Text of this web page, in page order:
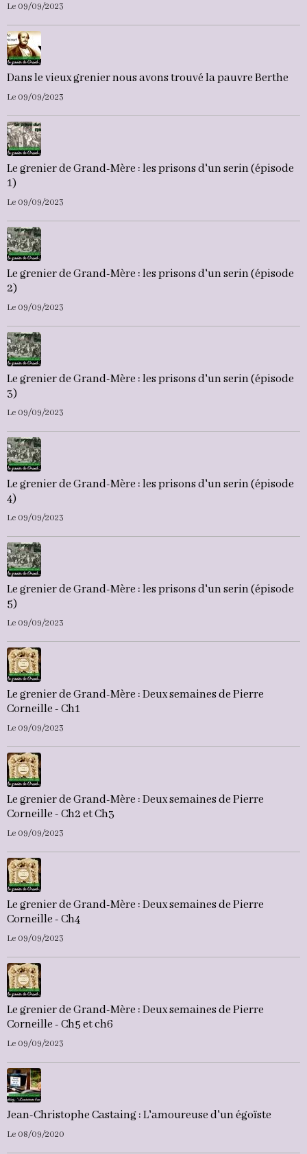
Le 09/09/2023
Dans le vieux grenier nous avons trouvé la pauvre Berthe
Le 09/09/2023
Le grenier de Grand-Mère : les prisons d'un serin (épisode
1)
Le 09/09/2023
Le grenier de Grand-Mère : les prisons d'un serin (épisode
2)
Le 09/09/2023
Le grenier de Grand-Mère : les prisons d'un serin (épisode
3)
Le 09/09/2023
Le grenier de Grand-Mère : les prisons d'un serin (épisode
4)
Le 09/09/2023
Le grenier de Grand-Mère : les prisons d'un serin (épisode
5)
Le 09/09/2023
Le grenier de Grand-Mère : Deux semaines de Pierre
Corneille - Ch1
Le 09/09/2023
Le grenier de Grand-Mère : Deux semaines de Pierre
Corneille - Ch2 et Ch3
Le 09/09/2023
Le grenier de Grand-Mère : Deux semaines de Pierre
Corneille - Ch4
Le 09/09/2023
Le grenier de Grand-Mère : Deux semaines de Pierre
Corneille - Ch5 et ch6
Le 09/09/2023
Jean-Christophe Castaing : L'amoureuse d'un égoïste
Le 08/09/2020